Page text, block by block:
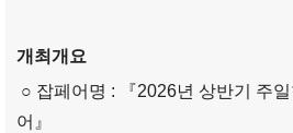
ス
会
- 다
개최개요
○ 잡페어명 : 『2026년 상반기 주일
어』